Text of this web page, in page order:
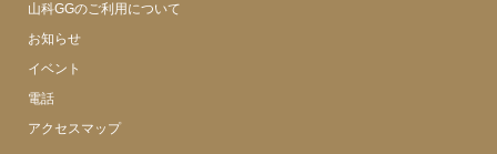
山科GGのご利用について
お知らせ
イベント
電話
アクセスマップ